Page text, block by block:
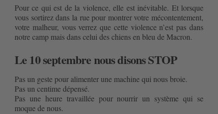
Pour ce qui est de la violence, elle est inévitable. Et lorsque
vous sortirez dans la rue pour montrer votre mécontentement,
votre malheur, vous verrez que cette violence n’est pas dans
notre camp mais dans celui des chiens en bleu de Macron.
Le 10 septembre nous disons STOP
Pas un geste pour alimenter une machine qui nous broie.
Pas un centime dépensé.
Pas une heure travaillée pour nourrir un système qui se
moque de nous.